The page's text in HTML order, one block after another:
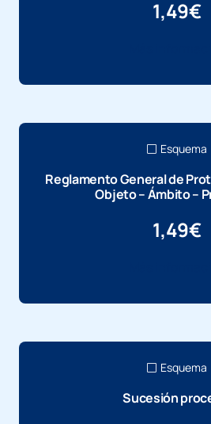
1,49€
Esquema
Reglamento General de
Objeto – Ámbito –
1,49€
Esquema
Sucesión